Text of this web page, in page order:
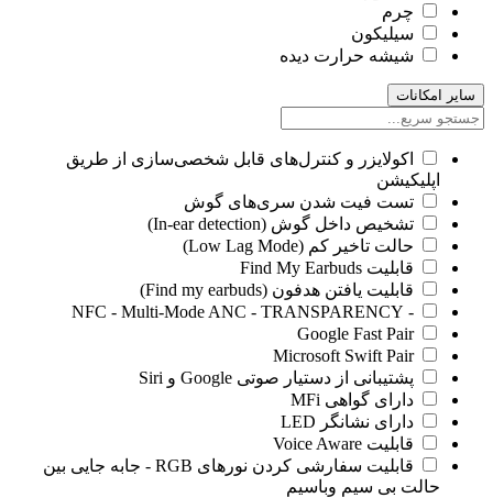
چرم
سیلیکون
شیشه حرارت دیده
سایر امکانات
اکولایزر و کنترل‌های قابل شخصی‌سازی از طریق
اپلیکیشن
تست فیت شدن سری‌های گوش
تشخیص داخل گوش (In-ear detection)
حالت تاخیر کم (Low Lag Mode)
قابلیت Find My Earbuds
قابلیت یافتن هدفون (Find my earbuds)
- NFC - Multi-Mode ANC - TRANSPARENCY
Google Fast Pair
Microsoft Swift Pair
پشتیبانی از دستیار صوتی Google و Siri
دارای گواهی MFi
دارای نشانگر LED
قابلیت Voice Aware
قابلیت سفارشی کردن نورهای RGB - جابه جایی بین
حالت بی سیم وباسیم